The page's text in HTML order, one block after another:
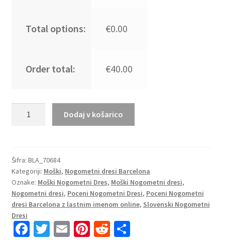
Total options: €0.00
Order total: €40.00
Barcelona
Domači
2023
Kratek
Rokav
+
Kratke
Dodaj v košarico
Šifra: BLA_70684
Kategoriji: Moški, Nogometni dresi Barcelona
Oznake: Moški Nogometni Dres, Moški Nogometni dresi,
Nogometni dresi, Poceni Nogometni Dresi, Poceni Nogometni
dresi Barcelona z lastnim imenom online, Slovenski Nogometni
Dresi
Fa T E Pi R S